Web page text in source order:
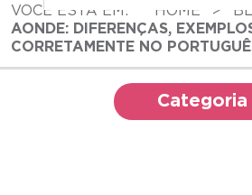
VOCÊ ESTÁ EM: HOME >
AONDE: DIFERENÇAS,
CORRETAMENTE NO
Categoria